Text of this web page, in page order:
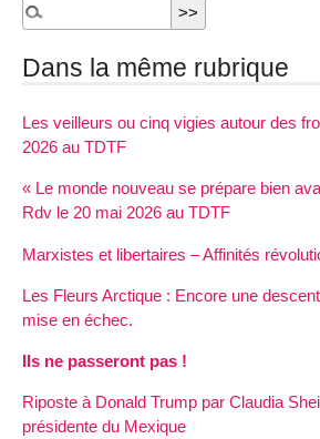
Dans la même rubrique
Les veilleurs ou cinq vigies autour des
2026 au TDTF
« Le monde nouveau se prépare bien
Rdv le 20 mai 2026 au TDTF
Marxistes et libertaires – Affinités
Les Fleurs Arctique : Encore une
mise en échec.
Ils ne passeront pas !
Riposte à Donald Trump par Claudia
présidente du Mexique